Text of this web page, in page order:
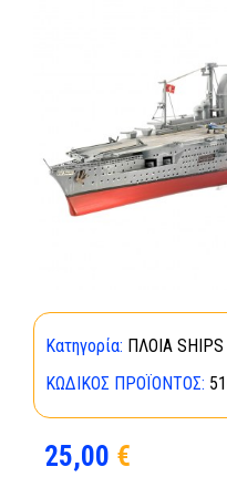
Κατηγορία: ΠΛΟΙΑ SHIPS
ΚΩΔΙΚΌΣ ΠΡΟΪΌΝΤΟΣ:
25,00 €